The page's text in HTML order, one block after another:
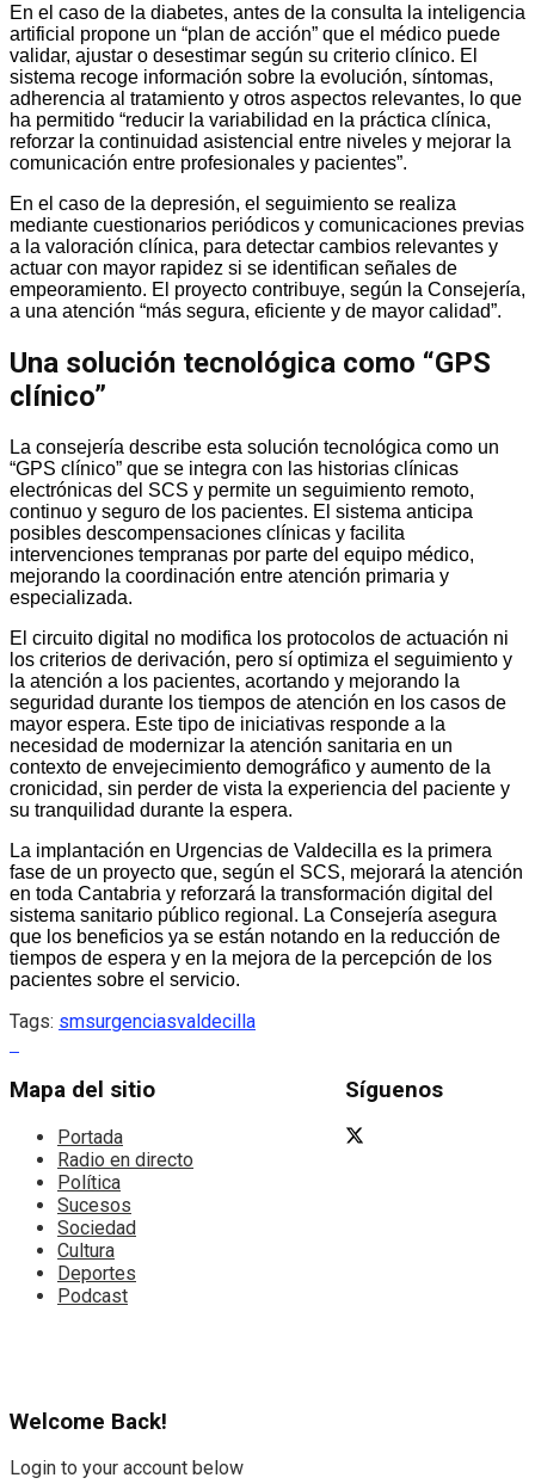
En el caso de la diabetes, antes de la consulta la inteligencia
artificial propone un “plan de acción” que el médico puede
validar, ajustar o desestimar según su criterio clínico. El
sistema recoge información sobre la evolución, síntomas,
adherencia al tratamiento y otros aspectos relevantes, lo que
ha permitido “reducir la variabilidad en la práctica clínica,
reforzar la continuidad asistencial entre niveles y mejorar la
comunicación entre profesionales y pacientes”.
En el caso de la depresión, el seguimiento se realiza
mediante cuestionarios periódicos y comunicaciones previas
a la valoración clínica, para detectar cambios relevantes y
actuar con mayor rapidez si se identifican señales de
empeoramiento. El proyecto contribuye, según la Consejería,
a una atención “más segura, eficiente y de mayor calidad”.
Una solución tecnológica como “GPS
clínico”
La consejería describe esta solución tecnológica como un
“GPS clínico” que se integra con las historias clínicas
electrónicas del SCS y permite un seguimiento remoto,
continuo y seguro de los pacientes. El sistema anticipa
posibles descompensaciones clínicas y facilita
intervenciones tempranas por parte del equipo médico,
mejorando la coordinación entre atención primaria y
especializada.
El circuito digital no modifica los protocolos de actuación ni
los criterios de derivación, pero sí optimiza el seguimiento y
la atención a los pacientes, acortando y mejorando la
seguridad durante los tiempos de atención en los casos de
mayor espera. Este tipo de iniciativas responde a la
necesidad de modernizar la atención sanitaria en un
contexto de envejecimiento demográfico y aumento de la
cronicidad, sin perder de vista la experiencia del paciente y
su tranquilidad durante la espera.
La implantación en Urgencias de Valdecilla es la primera
fase de un proyecto que, según el SCS, mejorará la atención
en toda Cantabria y reforzará la transformación digital del
sistema sanitario público regional. La Consejería asegura
que los beneficios ya se están notando en la reducción de
tiempos de espera y en la mejora de la percepción de los
pacientes sobre el servicio.
Tags: smsurgenciasvaldecilla
Mapa del sitio
Portada
Radio en directo
Política
Sucesos
Sociedad
Cultura
Deportes
Podcast
Síguenos
Welcome Back!
Login to your account below